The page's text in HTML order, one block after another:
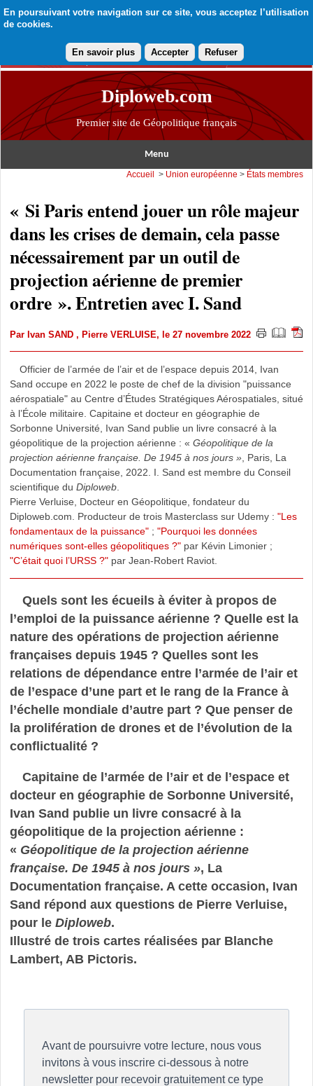
En poursuivant votre navigation sur ce site, vous acceptez l’utilisation
de cookies.
En savoir plus Accepter Refuser
Diploweb.com
Premier site de Géopolitique français
Menu
Accueil > Union européenne > États membres
« Si Paris entend jouer un rôle majeur
dans les crises de demain, cela passe
nécessairement par un outil de
projection aérienne de premier
ordre ». Entretien avec I. Sand
Par Ivan SAND , Pierre VERLUISE, le 27 novembre 2022
Officier de l’armée de l’air et de l’espace depuis 2014, Ivan
Sand occupe en 2022 le poste de chef de la division "puissance
aérospatiale" au Centre d’Études Stratégiques Aérospatiales, situé
à l’École militaire. Capitaine et docteur en géographie de
Sorbonne Université, Ivan Sand publie un livre consacré à la
géopolitique de la projection aérienne : « Géopolitique de la
projection aérienne française. De 1945 à nos jours », Paris, La
Documentation française, 2022. I. Sand est membre du Conseil
scientifique du Diploweb.
Pierre Verluise, Docteur en Géopolitique, fondateur du
Diploweb.com. Producteur de trois Masterclass sur Udemy : "Les
fondamentaux de la puissance"; "Pourquoi les données
numériques sont-elles géopolitiques ?"par Kévin Limonier ;
"C’était quoi l’URSS ?"par Jean-Robert Raviot.
Quels sont les écueils à éviter à propos de
l’emploi de la puissance aérienne ? Quelle est la
nature des opérations de projection aérienne
françaises depuis 1945 ? Quelles sont les
relations de dépendance entre l’armée de l’air et
de l’espace d’une part et le rang de la France à
l’échelle mondiale d’autre part ? Que penser de
la prolifération de drones et de l’évolution de la
conflictualité ?
Capitaine de l’armée de l’air et de l’espace et
docteur en géographie de Sorbonne Université,
Ivan Sand publie un livre consacré à la
géopolitique de la projection aérienne :
« Géopolitique de la projection aérienne
française. De 1945 à nos jours », La
Documentation française. A cette occasion, Ivan
Sand répond aux questions de Pierre Verluise,
pour le Diploweb.
Illustré de trois cartes réalisées par Blanche
Lambert, AB Pictoris.